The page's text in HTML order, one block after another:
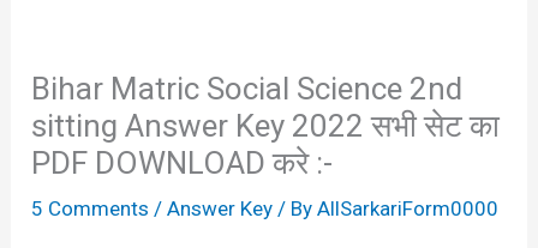
Bihar Matric Social Science 2nd
sitting Answer Key 2022 सभी सेट का
PDF DOWNLOAD करे :-
5 Comments /Answer Key / ByAllSarkariForm0000